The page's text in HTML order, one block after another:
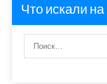
Что искали на